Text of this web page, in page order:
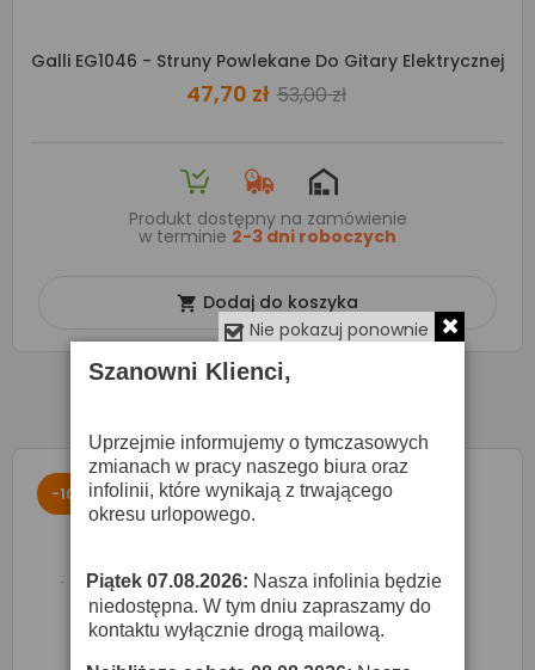
Galli EG1046 - Struny Powlekane Do Gitary Elektrycznej
47,70 zł 53,00 zł
Produkt dostępny na zamówienie
w terminie 2-3 dni roboczych
 Dodaj do koszyka
-10%
Nie pokazuj ponownie
Szanowni Klienci,
Uprzejmie informujemy o tymczasowych
zmianach w pracy naszego biura oraz
infolinii, które wynikają z trwającego
okresu urlopowego.
· Piątek 07.08.2026: Nasza infolinia będzie
niedostępna. W tym dniu zapraszamy do
kontaktu wyłącznie drogą mailową.